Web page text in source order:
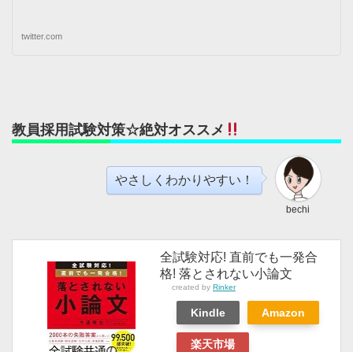
twitter.com
教員採用試験対策☆絶対オススメ
bechi
やさしくわかりやすい！
全試験対応! 直前でも一発合
格! 落とされない小論文
created by Rinker
Kindle Amazon
楽天市場